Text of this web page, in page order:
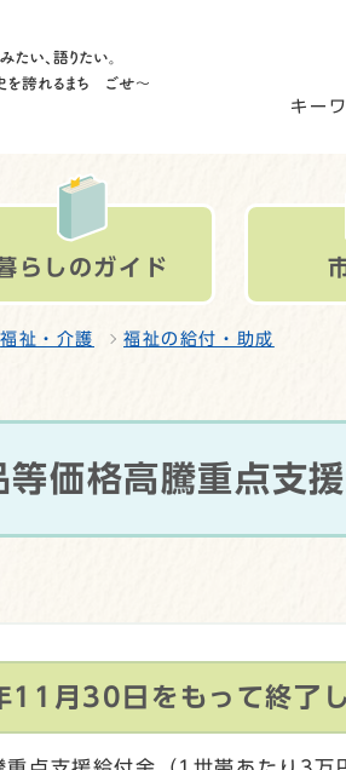
キー
らしのガイド
福祉・介護 福祉の給付・助成
価格高騰重点支
11月30日をもって終了